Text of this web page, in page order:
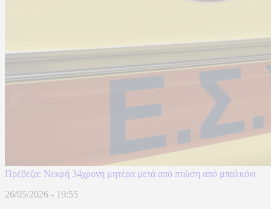
Πρέβεζα: Νεκρή 34χρονη μητέρα μετά από πτώση από μπαλκόνι
26/05/2026 - 19:55